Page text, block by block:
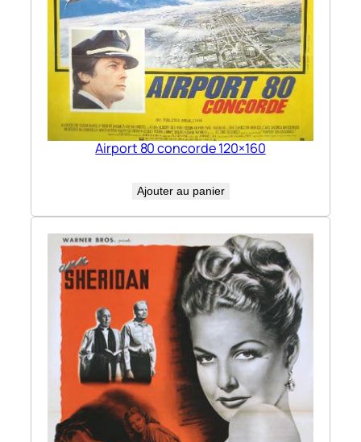
Airport 80 concorde 120×160
Ajouter au panier